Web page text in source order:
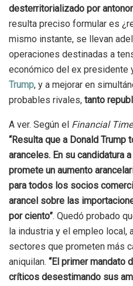
desterritorializado por
resulta preciso formular es
mismo instante, se llevan
operaciones destinadas a
económico del ex presidente
Trump, y a mejorar en
probables rivales, tanto
A ver. Según el Financial
“Resulta que a Donald Trump
aranceles. En su candidatura
promete un aumento
para todos los socios
arancel sobre las
por ciento”. Quedó probado
la industria y el empleo local,
sectores que prometen más
aniquilan. “El primer mandato
críticos desestimando sus